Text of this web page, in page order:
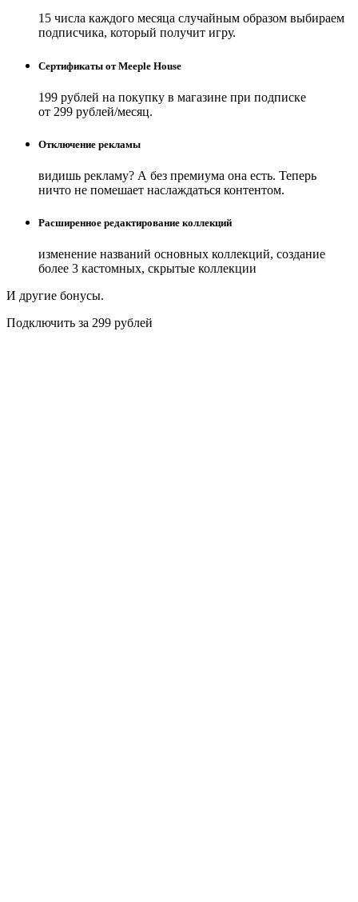
15 числа каждого месяца случайным образом выбираем
подписчика, который получит игру.
Сертификаты от Meeple House
199 рублей на покупку в магазине при подписке
от 299 рублей/месяц.
Отключение рекламы
видишь рекламу? А без премиума она есть. Теперь
ничто не помешает наслаждаться контентом.
Расширенное редактирование коллекций
изменение названий основных коллекций, создание
более 3 кастомных, скрытые коллекции
И другие бонусы.
Подключить за 299 рублей